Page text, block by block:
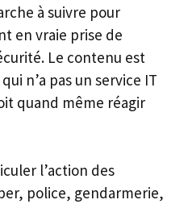
à suivre pour
en vraie prise de
Le contenu est
n’a pas un service IT
quand même réagir
l’action des
police, gendarmerie,